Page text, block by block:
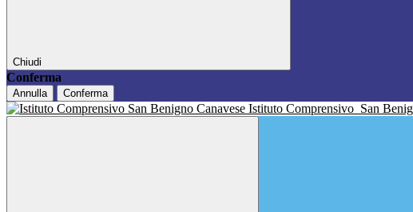
Chiudi
Conferma
Annulla Conferma
Istituto Comprensivo San